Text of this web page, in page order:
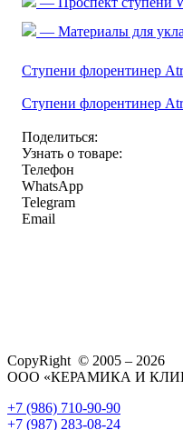
— Материалы для
Ступени флорентинер
Ступени флорентинер
Поделиться:
Узнать о товаре:
Телефон
WhatsApp
Telegram
Email
CopyRight © 2005 – 2026
ООО «КЕРАМИКА И
+7 (986) 710-90-90
+7 (987) 283-08-24